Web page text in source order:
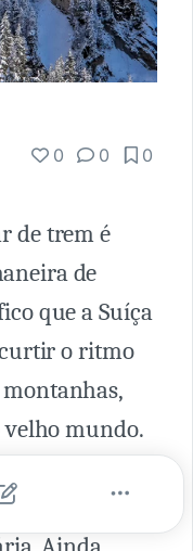
0 0 0
de trem é
de
que a Suíça
curtir o ritmo
velho mundo.
os meandros